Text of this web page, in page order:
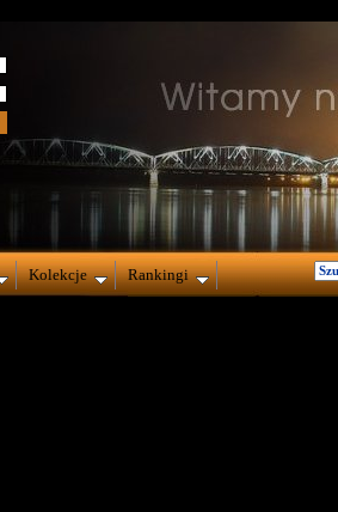
Kolekcje Rankingi